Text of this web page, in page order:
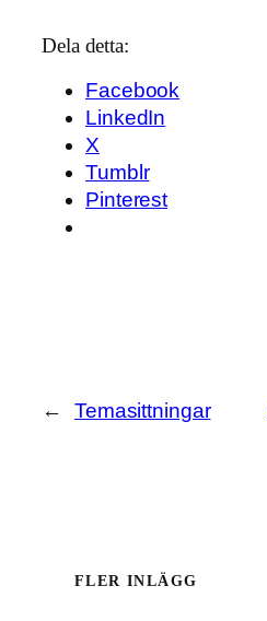
Dela detta:
Facebook
LinkedIn
X
Tumblr
Pinterest
← Temasittningar
FLER INLÄGG